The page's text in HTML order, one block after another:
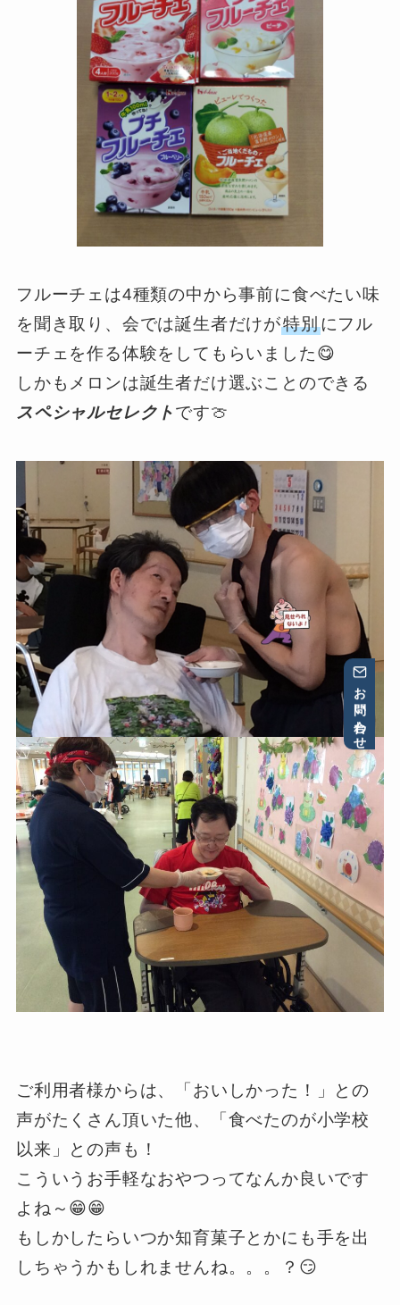
フルーチェは4種類の中から事前に食べたい味
を聞き取り、会では誕生者だけが特別にフル
ーチェを作る体験をしてもらいました😋
しかもメロンは誕生者だけ選ぶことのできる
スペシャルセレクトです🍈
ご利用者様からは、「おいしかった！」との
声がたくさん頂いた他、「食べたのが小学校
以来」との声も！
こういうお手軽なおやつってなんか良いです
よね～😁😁
もしかしたらいつか知育菓子とかにも手を出
しちゃうかもしれませんね。。。？😏
お問い合わせ